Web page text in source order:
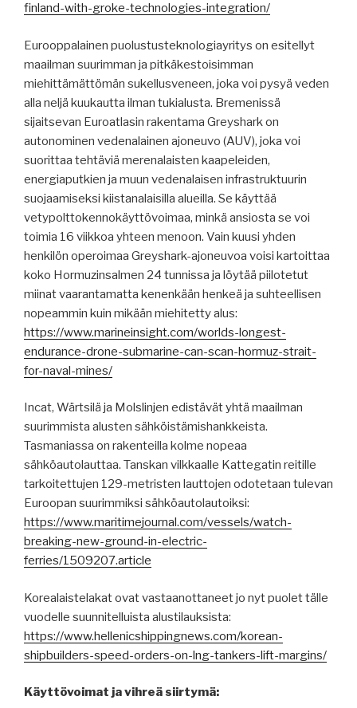
finland-with-groke-technologies-integration/
Eurooppalainen puolustusteknologiayritys on esitellyt
maailman suurimman ja pitkäkestoisimman
miehittämättömän sukellusveneen, joka voi pysyä veden
alla neljä kuukautta ilman tukialusta. Bremenissä
sijaitsevan Euroatlasin rakentama Greyshark on
autonominen vedenalainen ajoneuvo (AUV), joka voi
suorittaa tehtäviä merenalaisten kaapeleiden,
energiaputkien ja muun vedenalaisen infrastruktuurin
suojaamiseksi kiistanalaisilla alueilla. Se käyttää
vetypolttokennokäyttövoimaa, minkä ansiosta se voi
toimia 16 viikkoa yhteen menoon. Vain kuusi yhden
henkilön operoimaa Greyshark-ajoneuvoa voisi kartoittaa
koko Hormuzinsalmen 24 tunnissa ja löytää piilotetut
miinat vaarantamatta kenenkään henkeä ja suhteellisen
nopeammin kuin mikään miehitetty alus:
https://www.marineinsight.com/worlds-longest-
endurance-drone-submarine-can-scan-hormuz-strait-
for-naval-mines/
Incat, Wärtsilä ja Molslinjen edistävät yhtä maailman
suurimmista alusten sähköistämishankkeista.
Tasmaniassa on rakenteilla kolme nopeaa
sähköautolauttaa. Tanskan vilkkaalle Kattegatin reitille
tarkoitettujen 129-metristen lauttojen odotetaan tulevan
Euroopan suurimmiksi sähköautolautoiksi:
https://www.maritimejournal.com/vessels/watch-
breaking-new-ground-in-electric-
ferries/1509207.article
Korealaistelakat ovat vastaanottaneet jo nyt puolet tälle
vuodelle suunnitelluista alustilauksista:
https://www.hellenicshippingnews.com/korean-
shipbuilders-speed-orders-on-lng-tankers-lift-margins/
Käyttövoimat ja vihreä siirtymä: